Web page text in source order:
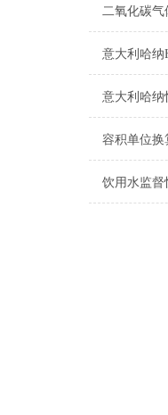
意大利哈纳
容积单位换
饮用水监督